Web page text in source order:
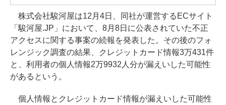
株式会社駿河屋は12月4日、同社が運営するECサイト
「駿河屋.JP」において、8月8日に公表されていた不正
アクセスに関する事案の続報を発表した。その後のフォ
レンジック調査の結果、クレジットカード情報3万431件
と、利用者の個人情報2万9932人分が漏えいした可能性
があるという。
個人情報とクレジットカード情報が漏えいした可能性